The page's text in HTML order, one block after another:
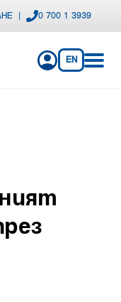
0 700 1 3939
EN